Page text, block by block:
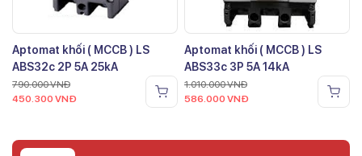
Aptomat khối ( MCCB ) LS
ABS32c 2P 5A 25kA
790.000VNĐ
450.300 VNĐ
Aptomat khối ( MCCB ) LS
ABS33c 3P 5A 14kA
1.010.000VNĐ
586.000 VNĐ